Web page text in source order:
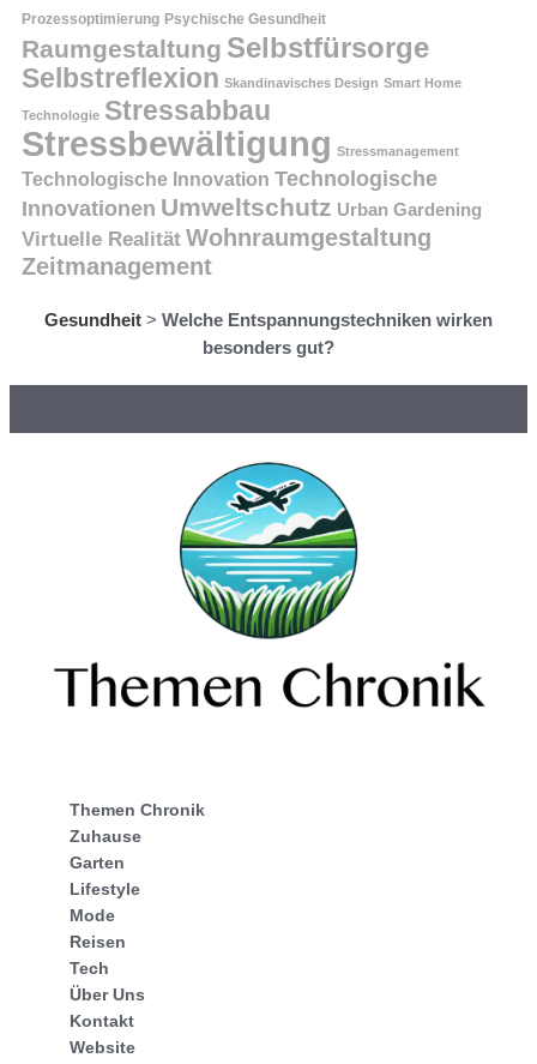
Prozessoptimierung Psychische Gesundheit
Raumgestaltung Selbstfürsorge
Selbstreflexion Skandinavisches Design Smart Home
Technologie Stressabbau
Stressbewältigung Stressmanagement
Technologische Innovation Technologische
Innovationen Umweltschutz Urban Gardening
Virtuelle Realität Wohnraumgestaltung
Zeitmanagement
Gesundheit > Welche Entspannungstechniken wirken
besonders gut?
Themen Chronik
Zuhause
Garten
Lifestyle
Mode
Reisen
Tech
Über Uns
Kontakt
Website